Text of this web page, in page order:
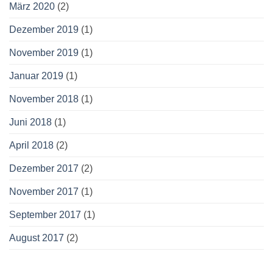
März 2020 (2)
Dezember 2019 (1)
November 2019 (1)
Januar 2019 (1)
November 2018 (1)
Juni 2018 (1)
April 2018 (2)
Dezember 2017 (2)
November 2017 (1)
September 2017 (1)
August 2017 (2)